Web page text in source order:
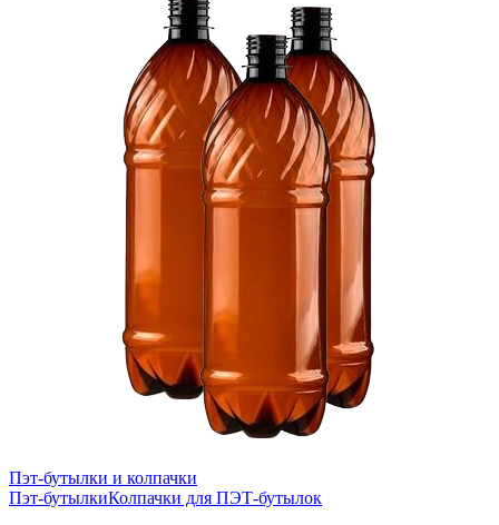
Пэт-бутылки и колпачки
Пэт-бутылкиКолпачки для ПЭТ-бутылок